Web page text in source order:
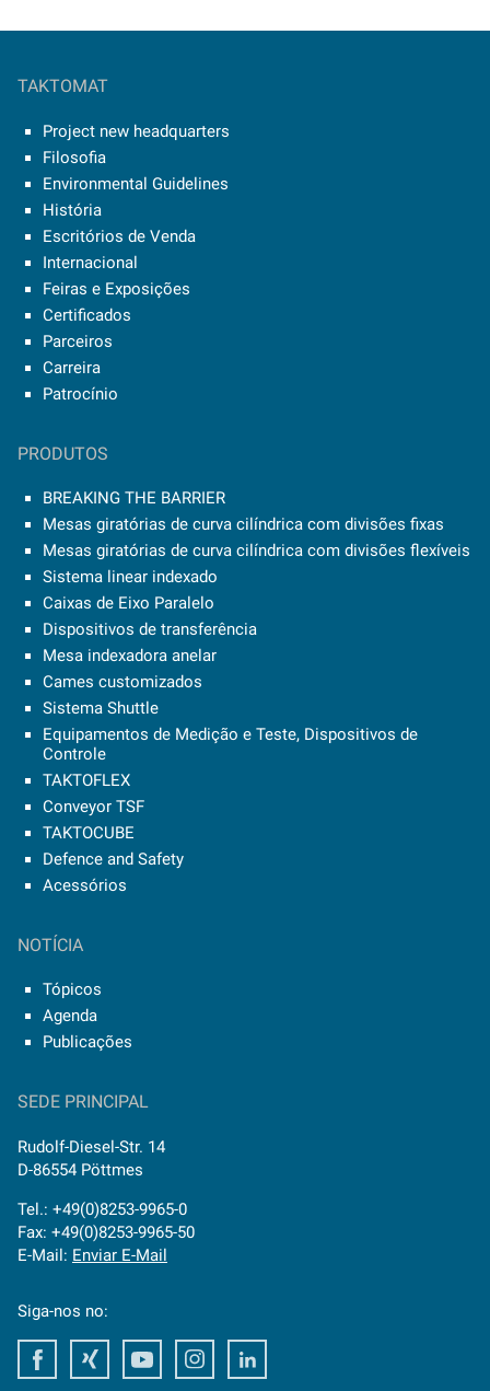
TAKTOMAT
Project new headquarters
Filosofia
Environmental Guidelines
História
Escritórios de Venda
Internacional
Feiras e Exposições
Certificados
Parceiros
Carreira
Patrocínio
PRODUTOS
BREAKING THE BARRIER
Mesas giratórias de curva cilíndrica com divisões fixas
Mesas giratórias de curva cilíndrica com divisões flexíveis
Sistema linear indexado
Caixas de Eixo Paralelo
Dispositivos de transferência
Mesa indexadora anelar
Cames customizados
Sistema Shuttle
Equipamentos de Medição e Teste, Dispositivos de
Controle
TAKTOFLEX
Conveyor TSF
TAKTOCUBE
Defence and Safety
Acessórios
NOTÍCIA
Tópicos
Agenda
Publicações
SEDE PRINCIPAL
Rudolf-Diesel-Str. 14
D-86554 Pöttmes
Tel.: +49(0)8253-9965-0
Fax: +49(0)8253-9965-50
E-Mail: Enviar E-Mail
Siga-nos no:
FacebookXing Youtube Instagram